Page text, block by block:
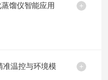
馏仪智能应用
准温控与环境模